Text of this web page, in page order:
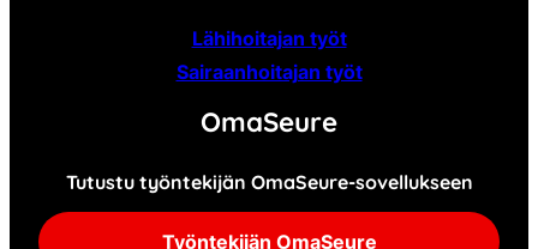
Lähihoitajan työt
Sairaanhoitajan työt
OmaSeure
Tutustu työntekijän OmaSeure-sovellukseen
Työntekijän OmaSeure